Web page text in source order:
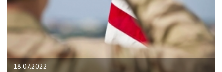
18.07.2022